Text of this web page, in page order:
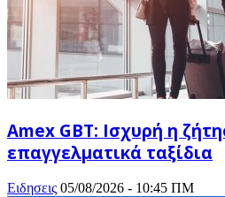
Amex GBT: Ισχυρή η
επαγγελματικά ταξίδια
Ειδησεις 05/08/2026 - 10:45 ΠΜ